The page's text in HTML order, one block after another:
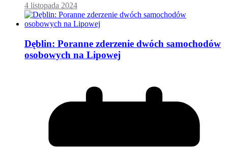
4 listopada 2024
Dęblin: Poranne zderzenie dwóch samochodów
osobowych na Lipowej